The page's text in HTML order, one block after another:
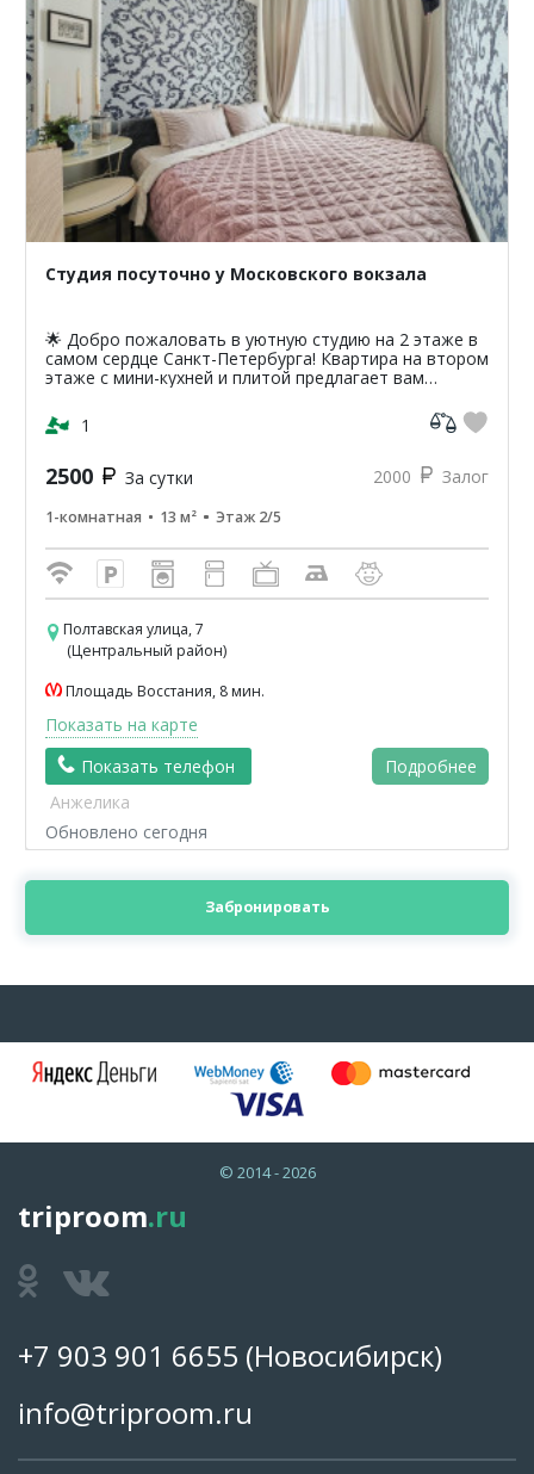
Студия посуточно у Московского вокзала
🌟 Добро пожаловать в уютную студию на 2 этаже в
самом сердце Санкт-Петербурга! Квартира на втором
этаже с мини-кухней и плитой предлагает вам
классики...
1
2500 За сутки 2000 Залог
1-комнатная 13 м² Этаж 2/5
Полтавская улица, 7
(Центральный район)
Площадь Восстания, 8 мин.
Показать на карте
Показать телефон
Подробнее
Анжелика
Обновлено сегодня
Забронировать
© 2014 - 2026
triproom.ru
+7 903 901 6655 (Новосибирск)
info@triproom.ru